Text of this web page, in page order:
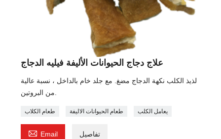
علاج دجاج الحيوانات الأليفة فيليه الدجاج
لذيذ الكلب نكهة الدجاج مضغ. مع جلد خام بالداخل ، نسبة عالية
من البروتين.
طعام الكلاب طعام الحيوانات الاليفة يعامل الكلب
 Email تفاصيل